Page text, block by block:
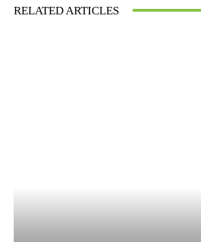
RELATED ARTICLES